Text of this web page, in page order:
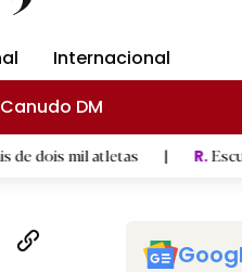
Internacional
Canudo DM
| R.Escuteiros de